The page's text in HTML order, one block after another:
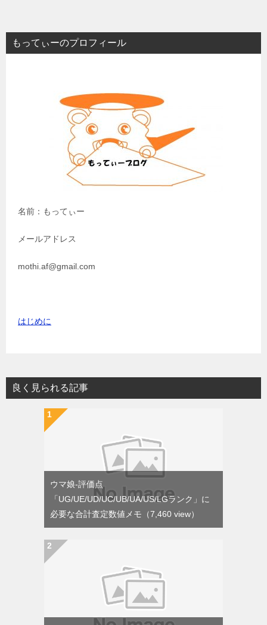
ビ
ゲ
もってぃーのプロフィール
名前：もってぃー
メールアドレス
mothi.af@gmail.com
はじめに
良く見られる記事
ウマ娘-評価点
「UG/UE/UD/UC/UB/UA/US/LGランク」に
必要な合計査定数値メモ （7,460 view）